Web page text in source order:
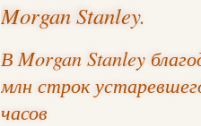
Morgan Stanley.
В Morgan Stanley
млн строк
часов